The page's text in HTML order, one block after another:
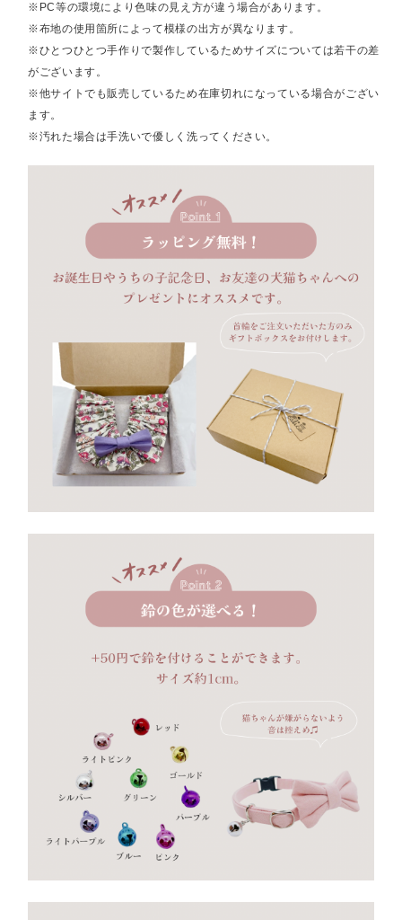
※PC等の環境により色味の見え方が違う場合があります。
※布地の使用箇所によって模様の出方が異なります。
※ひとつひとつ手作りで製作しているためサイズについては若干の差
がございます。
※他サイトでも販売しているため在庫切れになっている場合がござい
ます。
※汚れた場合は手洗いで優しく洗ってください。